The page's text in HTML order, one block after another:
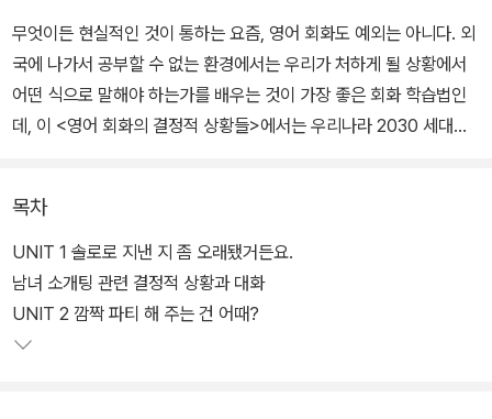
무엇이든 현실적인 것이 통하는 요즘, 영어 회화도 예외는 아니다. 외
국에 나가서 공부할 수 없는 환경에서는 우리가 처하게 될 상황에서
어떤 식으로 말해야 하는가를 배우는 것이 가장 좋은 회화 학습법인
데, 이 <영어 회화의 결정적 상황들>에서는 우리나라 2030 세대가
저히 검증해 회화로 엮었다.
목차
UNIT 1 솔로로 지낸 지 좀 오래됐거든요.
남녀 소개팅 관련 결정적 상황과 대화
UNIT 2 깜짝 파티 해 주는 건 어때?